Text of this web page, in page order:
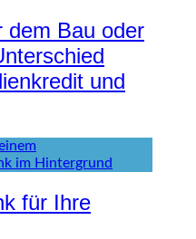
dem Bau oder
und
für Ihre